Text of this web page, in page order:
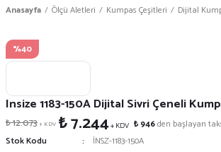
Anasayfa Ölçü Aletleri Kumpas Çeşitleri Dijital
%40
Insize 1183-150A Dijital Sivri Çeneli
₺ 12.073+ KDV ₺ 7.244+ KDV ₺ 946den başlayan
Stok Kodu
İNSZ-1183-150A